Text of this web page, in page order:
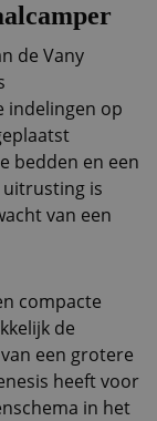
de Vany
indelingen op
bedden en een
uitrusting is
van een
compacte
de
een grotere
heeft voor
in het